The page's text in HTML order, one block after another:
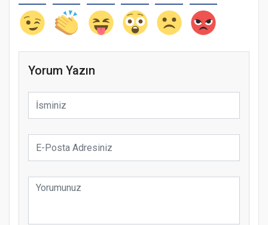
Yorum Yazın